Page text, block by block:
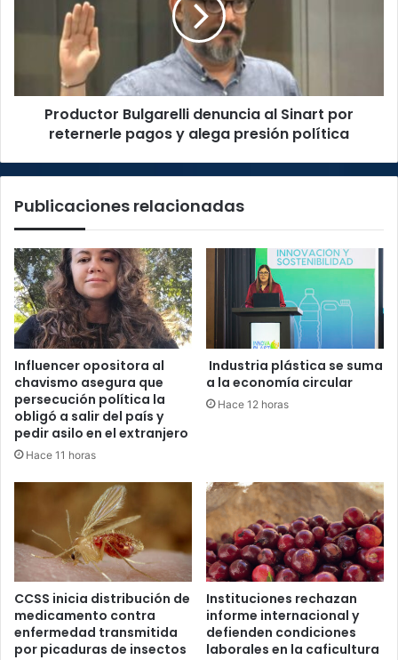
reternerle
y
presión
Productor Bulgarelli denuncia al Sinart por
reternerle pagos y alega presión política
Publicaciones relacionadas
Influencer opositora al
chavismo asegura que
persecución política la
obligó a salir del país y
pedir asilo en el extranjero
Hace 11 horas
Industria plástica se suma
a la economía circular
Hace 12 horas
CCSS inicia distribución de
medicamento contra
enfermedad transmitida
por picaduras de insectos
Instituciones rechazan
informe internacional y
defienden condiciones
laborales en la caficultura